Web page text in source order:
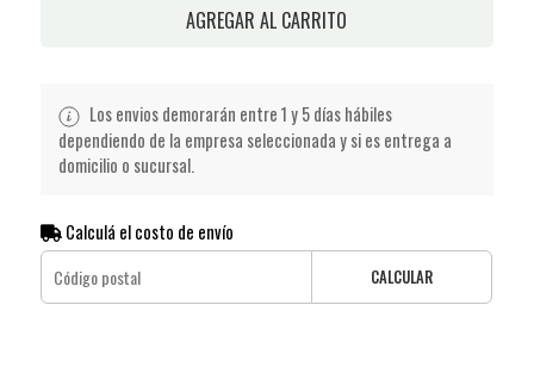
AGREGAR AL CARRITO
Los envios demorarán entre 1 y 5 días hábiles
dependiendo de la empresa seleccionada y si es entrega a
domicilio o sucursal.
Calculá el costo de envío
CALCULAR